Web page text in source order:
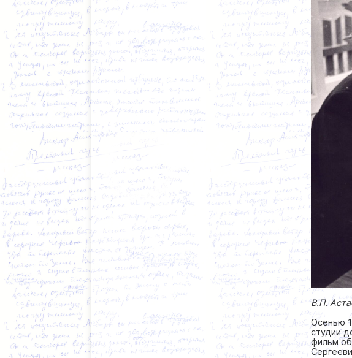
В.П.
Осенью
студии
фильм